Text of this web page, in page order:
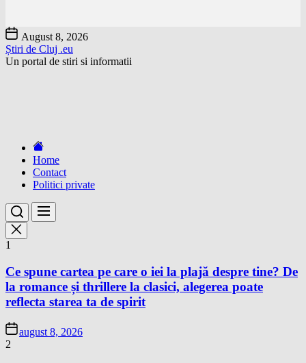
Skip
to
the
content
August 8, 2026
Știri de Cluj .eu
Un portal de stiri si informatii
Home
Contact
Politici private
1
Ce spune cartea pe care o iei la plajă despre tine? De
la romance și thrillere la clasici, alegerea poate
reflecta starea ta de spirit
august 8, 2026
2